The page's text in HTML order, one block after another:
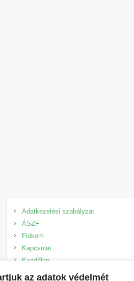
az adatok védelmét
Adatkezelési szabályzat
ÁSZF
Fiókom
Kapcsolat
Kezdőlap